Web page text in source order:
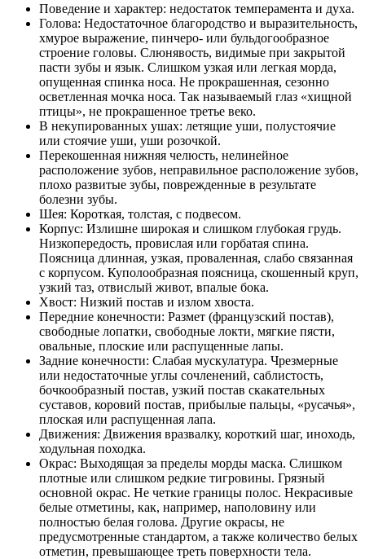
Поведение и характер: недостаток темперамента и духа.
Голова: Недостаточное благородство и выразительность,
хмурое выражение, пинчеро- или бульдогообразное
строение головы. Слюнявость, видимые при закрытой
пасти зубы и язык. Слишком узкая или легкая морда,
опущенная спинка носа. Не прокрашенная, сезонно
осветленная мочка носа. Так называемый глаз «хищной
птицы», не прокрашенное третье веко.
В некупированных ушах: летящие уши, полустоячие
или стоячие уши, уши розочкой.
Перекошенная нижняя челюсть, нелинейное
расположение зубов, неправильное расположение зубов,
плохо развитые зубы, поврежденные в результате
болезни зубы.
Шея: Короткая, толстая, с подвесом.
Корпус: Излишне широкая и слишком глубокая грудь.
Низкопередость, провислая или горбатая спина.
Поясница длинная, узкая, проваленная, слабо связанная
с корпусом. Куполообразная поясница, скошенный круп,
узкий таз, отвислый живот, впалые бока.
Хвост: Низкий постав и излом хвоста.
Передние конечности: Размет (французский постав),
свободные лопатки, свободные локти, мягкие пясти,
овальные, плоские или распущенные лапы.
Задние конечности: Слабая мускулатура. Чрезмерные
или недостаточные углы сочленений, саблистость,
бочкообразный постав, узкий постав скакательных
суставов, коровий постав, прибылые пальцы, «русачья»,
плоская или распущенная лапа.
Движения: Движения вразвалку, короткий шаг, иноходь,
ходульная походка.
Окрас: Выходящая за пределы морды маска. Слишком
плотные или слишком редкие тигровины. Грязный
основной окрас. Не четкие границы полос. Некрасивые
белые отметины, как, например, наполовину или
полностью белая голова. Другие окрасы, не
предусмотренные стандартом, а также количество белых
отметин, превышающее треть поверхности тела.